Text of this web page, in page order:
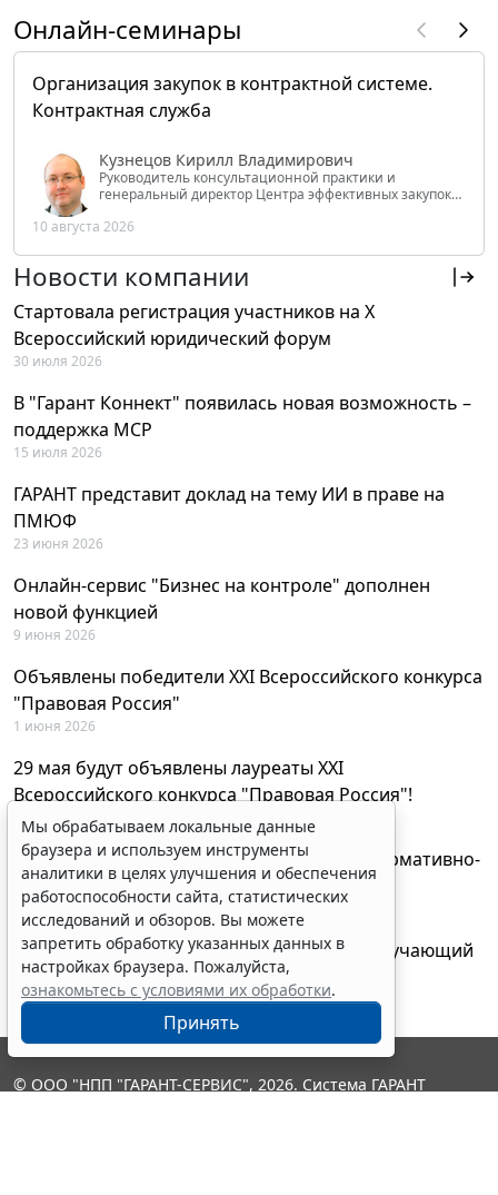
Онлайн-семинары
Организация закупок в контрактной системе.
Контрактная служба
Кузнецов Кирилл Владимирович
Руководитель консультационной практики и
генеральный директор Центра эффективных закупок
РФ
10 августа 2026
Новости компании
Стартовала регистрация участников на X
Всероссийский юридический форум
30 июля 2026
В "Гарант Коннект" появилась новая возможность –
поддержка MCP
15 июля 2026
ГАРАНТ представит доклад на тему ИИ в праве на
ПМЮФ
23 июня 2026
Онлайн-сервис "Бизнес на контроле" дополнен
новой функцией
9 июня 2026
Объявлены победители XXI Всероссийского конкурса
"Правовая Россия"
1 июня 2026
29 мая будут объявлены лауреаты XXI
Всероссийского конкурса "Правовая Россия"!
27 мая 2026
AI-ассистент Искра теперь анализирует нормативно-
техническую документацию
28 апреля 2026
"ГАРАНТ Электронный экспресс" провел обучающий
вебинар по работе с AI-ассистентом Искра
23 апреля 2026
Мы обрабатываем локальные данные
браузера и используем инструменты
аналитики в целях улучшения и обеспечения
работоспособности сайта, статистических
исследований и обзоров. Вы можете
запретить обработку указанных данных в
настройках браузера. Пожалуйста,
ознакомьтесь с условиями их обработки.
Принять
© ООО "НПП "ГАРАНТ-СЕРВИС", 2026. Система ГАРАНТ